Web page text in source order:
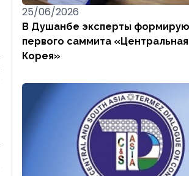
25/06/2026
В Душанбе эксперты
первого саммита «Центральная
Корея»